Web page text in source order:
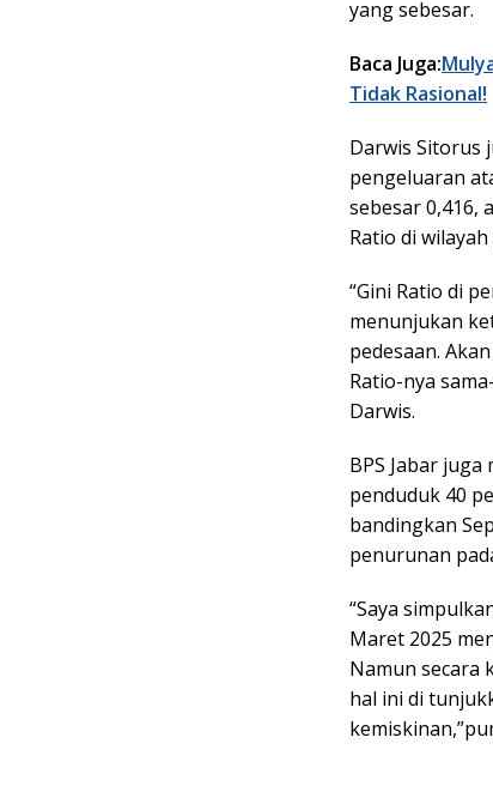
yang sebesar.
Baca Juga:
Tidak Rasional!
Darwis Sitorus
pengeluaran
sebesar 0,416,
Ratio di
“Gini Ratio di
menunjukan
pedesaan.
Ratio-nya
Darwis.
BPS Jabar
penduduk 40
bandingkan
penurunan
“Saya
Maret 2025
Namun secara
hal ini di